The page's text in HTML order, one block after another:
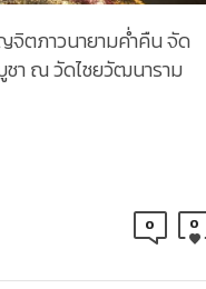
จิตภาวนายามค่ำคืน จัด
า ณ วัดไชยวัฒนาราม
0 0